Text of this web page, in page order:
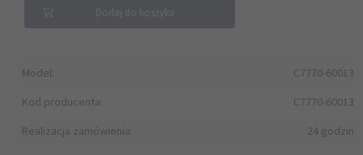
Model:
C7770-60013
Kod producenta:
C7770-60013
Realizacja zamówienia:
24 godzin
Dodaj do koszyka